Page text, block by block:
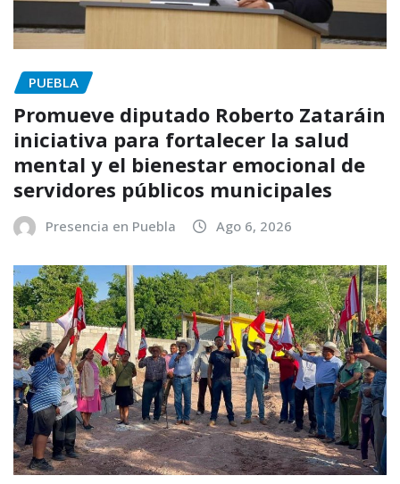
PUEBLA
Promueve diputado Roberto Zataráin
iniciativa para fortalecer la salud
mental y el bienestar emocional de
servidores públicos municipales
Presencia en Puebla Ago 6, 2026